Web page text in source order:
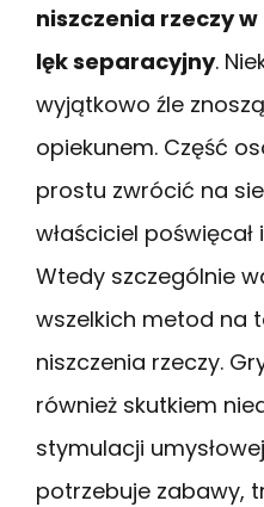
niszczenia rzeczy
lęk separacyjny.
wyjątkowo źle
opiekunem. Część
prostu zwrócić na
właściciel
Wtedy szczególnie
wszelkich metod na
niszczenia rzeczy.
również skutkiem
stymulacji
potrzebuje zabawy,